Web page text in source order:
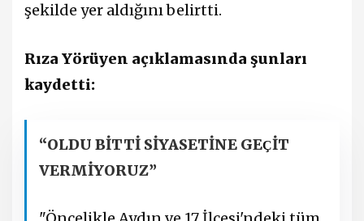
şekilde yer aldığını belirtti.
Rıza Yörüyen açıklamasında şunları
kaydetti:
“OLDU BİTTİ SİYASETİNE GEÇİT
VERMİYORUZ”